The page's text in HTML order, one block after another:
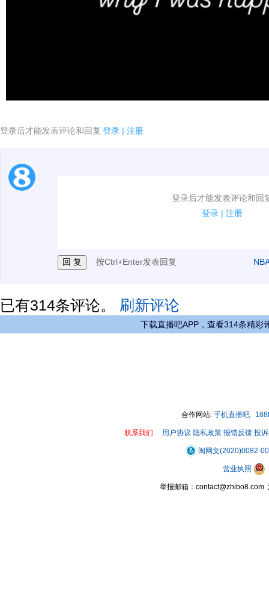
登录后才能发表评论和回复 登录 | 注册
登录后才能发表评论和回
登录 | 注册
1.电脑端新用户可以发表评论了！
按Ctrl+Enter发表回复
已有314条评论。 刷新评论
下载直播吧APP，查看314条精彩
合作网站: 手机直播吧
联系我们 用户协议 隐私政策 报错反馈 投
闽网文(2020)0082-
营业执照
举报邮箱：